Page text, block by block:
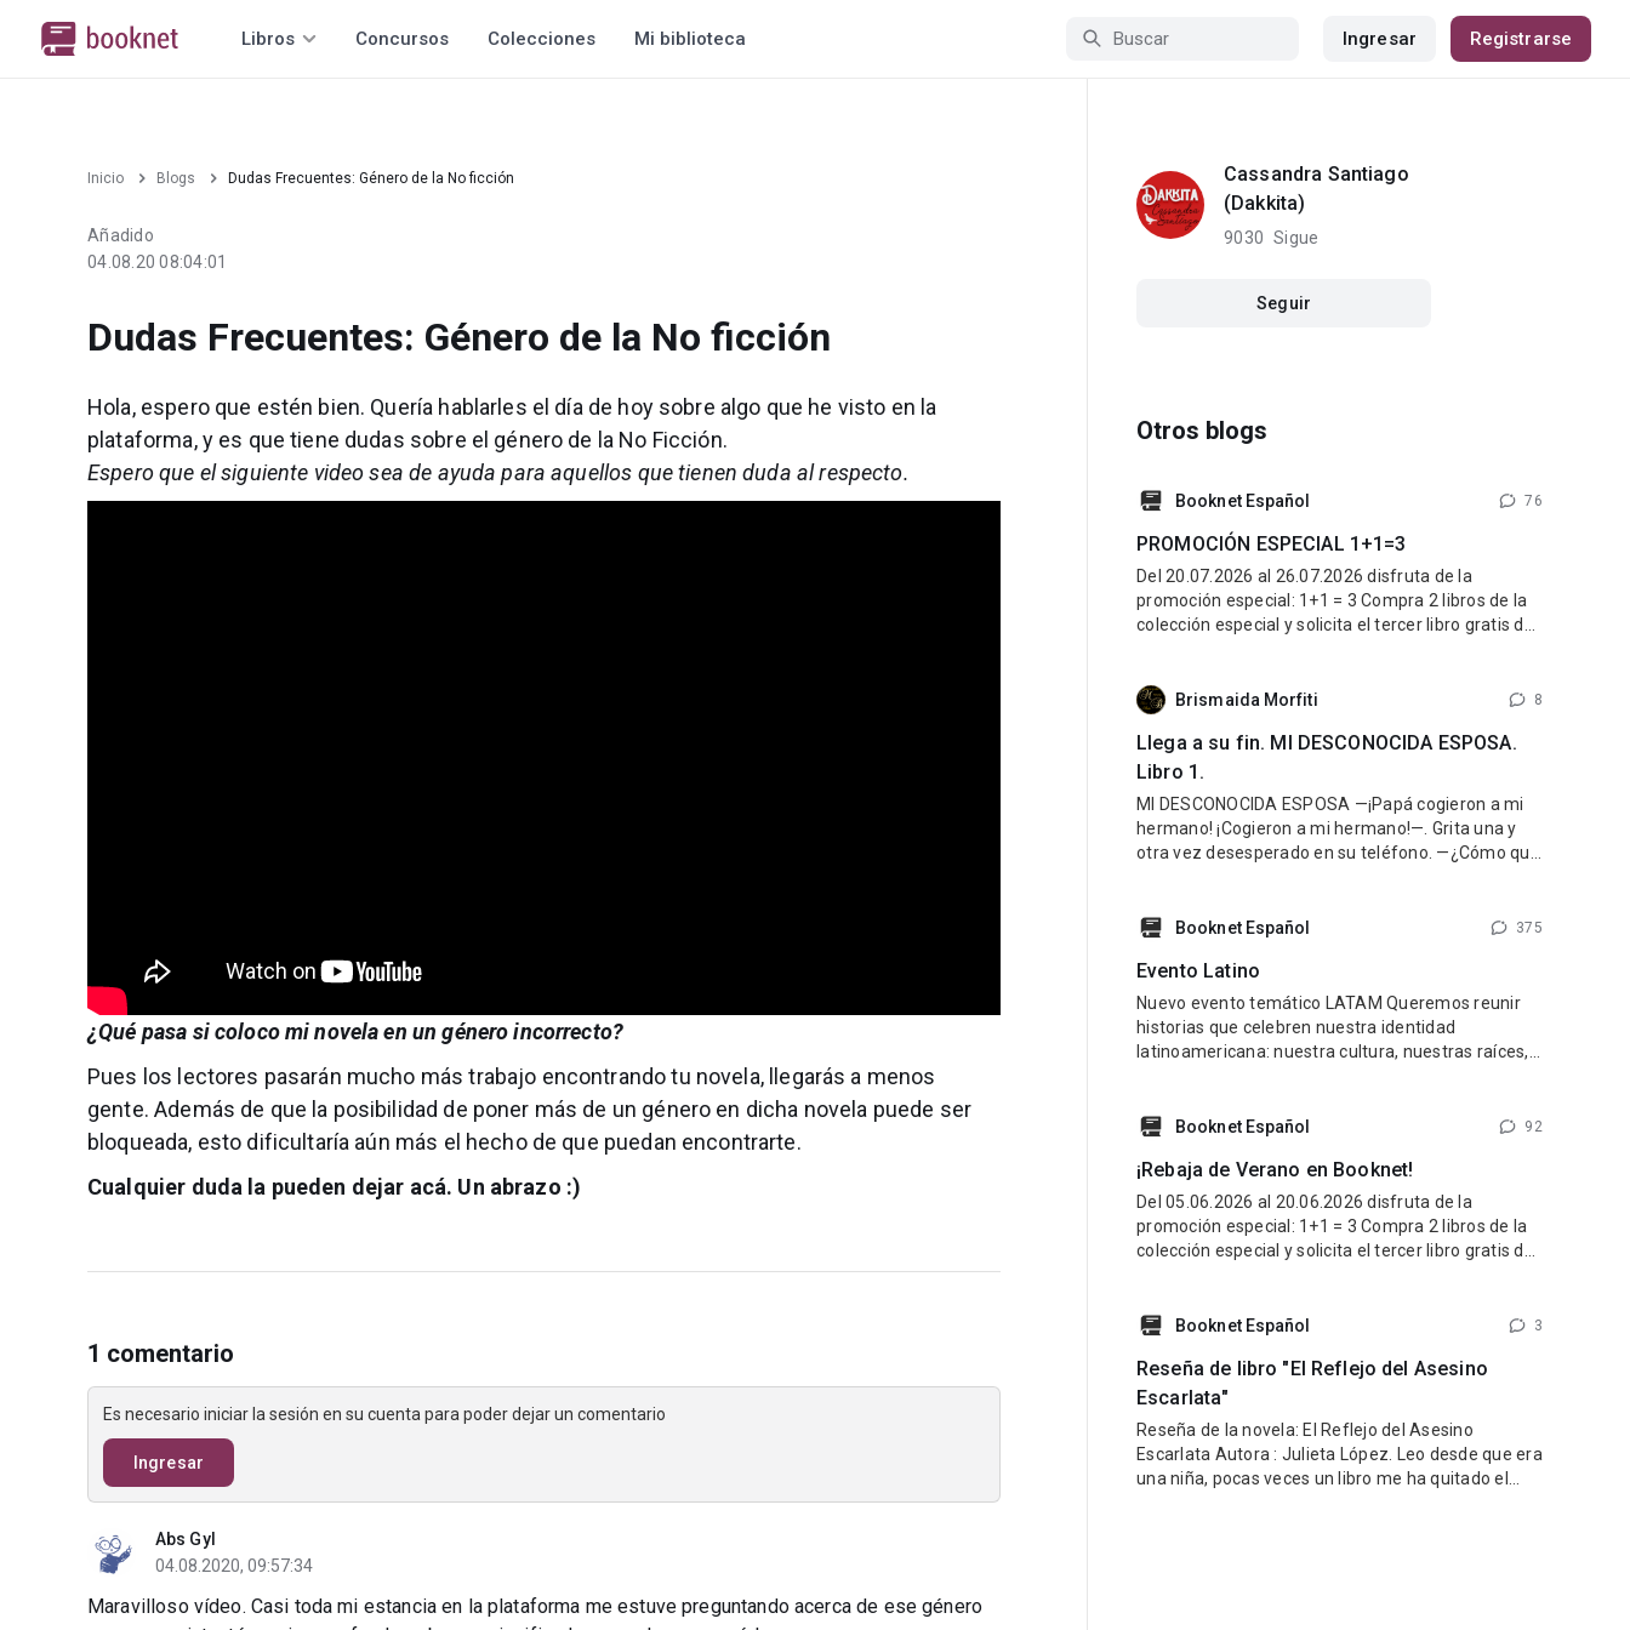
Libros Concursos Colecciones Mi biblioteca Ingresar Registrarse
Inicio Blogs Dudas Frecuentes: Género de la No ficción
Añadido
04.08.20 08:04:01
Dudas Frecuentes: Género de la No ficción
Hola, espero que estén bien. Quería hablarles el día de hoy sobre algo que he visto en la
plataforma, y es que tiene dudas sobre el género de la No Ficción.
Espero que el siguiente video sea de ayuda para aquellos que tienen duda al respecto.
¿Qué pasa si coloco mi novela en un género incorrecto?
Pues los lectores pasarán mucho más trabajo encontrando tu novela, llegarás a menos
gente. Además de que la posibilidad de poner más de un género en dicha novela puede ser
bloqueada, esto dificultaría aún más el hecho de que puedan encontrarte.
Cualquier duda la pueden dejar acá. Un abrazo :)
1 comentario
Es necesario iniciar la sesión en su cuenta para poder dejar un comentario
Ingresar
Abs Gyl
04.08.2020, 09:57:34
Maravilloso vídeo. Casi toda mi estancia en la plataforma me estuve preguntando acerca de ese género
Cassandra Santiago
(Dakkita)
9030 Sigue
Seguir
Otros blogs
Booknet Español 76
PROMOCIÓN ESPECIAL 1+1=3
Del 20.07.2026 al 26.07.2026 disfruta de la
promoción especial: 1+1 = 3 Compra 2 libros de la
colección especial y solicita el tercer libro gratis de
de esa colección. Escribe al Soporte Técnico y
Brismaida Morfiti 8
Llega a su fin. MI DESCONOCIDA ESPOSA.
Libro 1.
MI DESCONOCIDA ESPOSA —¡Papá cogieron a mi
hermano! ¡Cogieron a mi hermano!—. Grita una y
otra vez desesperado en su teléfono. —¿Cómo que
fue la que nos hizo
Booknet Español 375
Evento Latino
Nuevo evento temático LATAM Queremos reunir
historias que celebren nuestra identidad
latinoamericana: nuestra cultura, nuestras raíces,
latino y una esencia que refleje lo mejor de nuestra
de cualquier género: romance, fantasía,
Booknet Español 92
¡Rebaja de Verano en Booknet!
Del 05.06.2026 al 20.06.2026 disfruta de la
promoción especial: 1+1 = 3 Compra 2 libros de la
colección especial y solicita el tercer libro gratis de
https://booknet.com/es/collections/view?
colección. Escribe
Booknet Español 3
Reseña de libro "El Reflejo del Asesino
Escarlata"
Reseña de la novela: El Reflejo del Asesino
Escarlata Autora : Julieta López. Leo desde que era
una niña, pocas veces un libro me ha quitado el